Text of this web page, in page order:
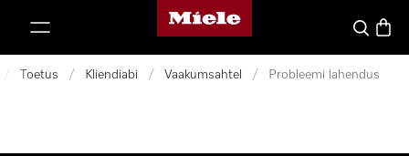
Miele avaleht
Search
/ Toetus / Kliendiabi / Vaakumsahtel / Probleemi lahendus